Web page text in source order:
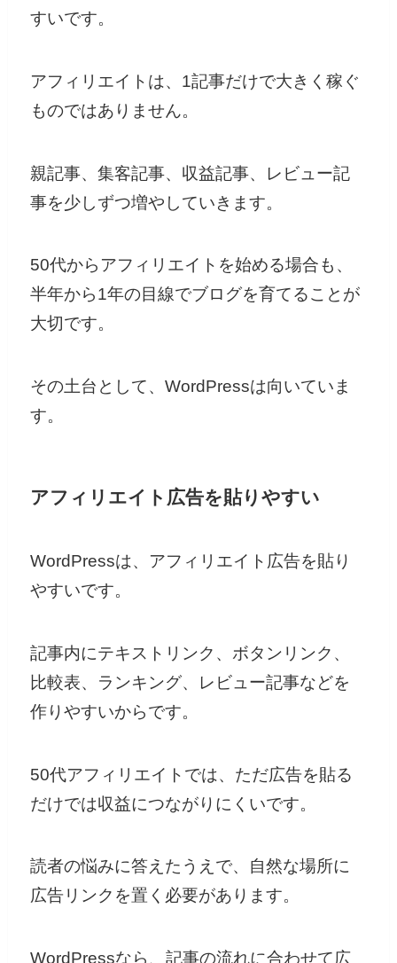
すいです。
アフィリエイトは、1記事だけで大きく稼ぐ
ものではありません。
親記事、集客記事、収益記事、レビュー記
事を少しずつ増やしていきます。
50代からアフィリエイトを始める場合も、
半年から1年の目線でブログを育てることが
大切です。
その土台として、WordPressは向いていま
す。
アフィリエイト広告を貼りやすい
WordPressは、アフィリエイト広告を貼り
やすいです。
記事内にテキストリンク、ボタンリンク、
比較表、ランキング、レビュー記事などを
作りやすいからです。
50代アフィリエイトでは、ただ広告を貼る
だけでは収益につながりにくいです。
読者の悩みに答えたうえで、自然な場所に
広告リンクを置く必要があります。
WordPressなら、記事の流れに合わせて広